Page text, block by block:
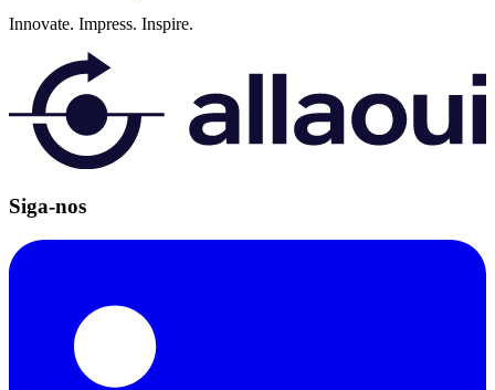
Innovate. Impress. Inspire.
Siga-nos